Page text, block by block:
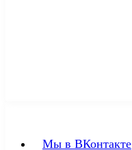
Мы в ВКонтакте